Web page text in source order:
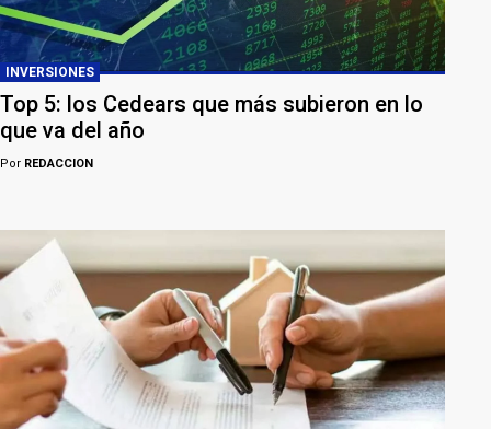
INVERSIONES
Top 5: los Cedears que más subieron en lo
que va del año
Por REDACCION